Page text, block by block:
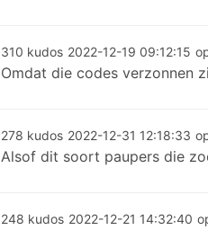
310 kudos 2022-12-19 09:12:15
Omdat die codes verzonnen
278 kudos 2022-12-31 12:18:33
Alsof dit soort paupers die
248 kudos 2022-12-21 14:32:40